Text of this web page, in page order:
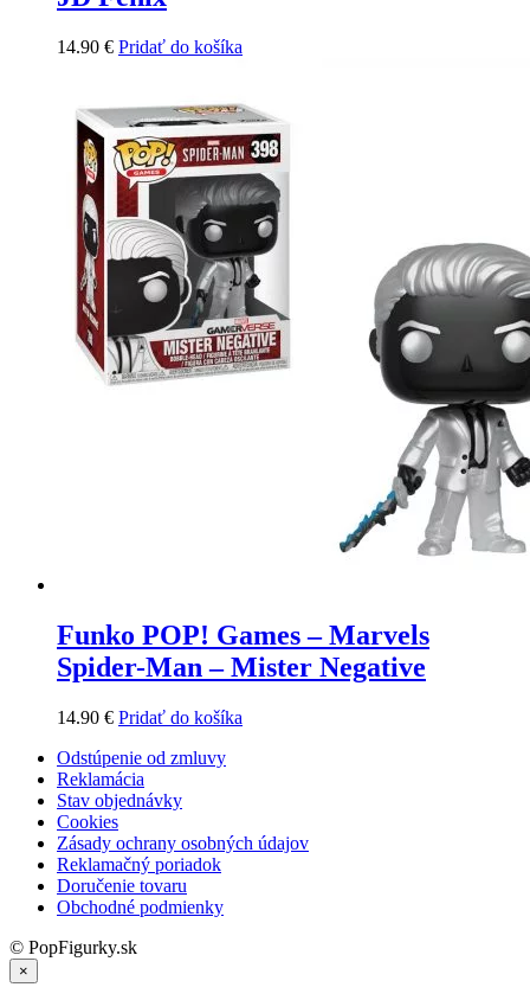
14.90 € Pridať do košíka
Funko POP! Games – Marvels
Spider-Man – Mister Negative
14.90 € Pridať do košíka
Odstúpenie od zmluvy
Reklamácia
Stav objednávky
Cookies
Zásady ochrany osobných údajov
Reklamačný poriadok
Doručenie tovaru
Obchodné podmienky
© PopFigurky.sk
×